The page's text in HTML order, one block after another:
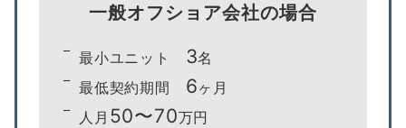
一般オフショア会社の場合
最小ユニット 3名
最低契約期間 6ヶ月
人月 50〜70万円